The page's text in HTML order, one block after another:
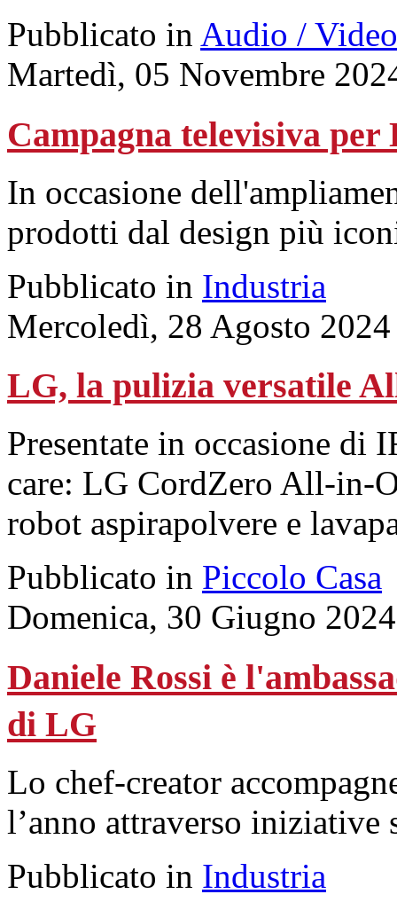
Pubblicato in Audio / Video
Martedì, 05 Novembre
Campagna televisiva per
In occasione
prodotti dal design più
Pubblicato in Industria
Mercoledì, 28 Agosto
LG, la pulizia versatile
Presentate in occasione di
care: LG CordZero All-in-
robot aspirapolvere e
Pubblicato in Piccolo Casa
Domenica, 30 Giugno
Daniele Rossi è
di LG
Lo chef-creator
l’anno attraverso
Pubblicato in Industria